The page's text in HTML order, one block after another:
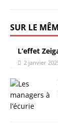
SUR LE
L’effet
2 janvier